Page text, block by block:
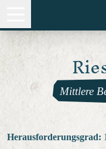
Mittlere
Herausforderungsgrad: